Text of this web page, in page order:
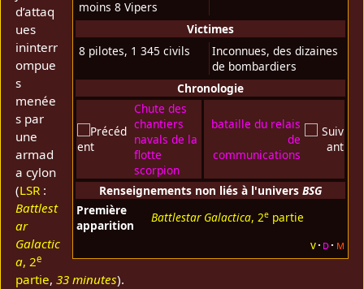
moins 8 Vipers
Victimes
8 pilotes, 1 345 civils
Inconnues, des dizaines
de bombardiers
Chronologie
Chute des
chantiers
navals de la
flotte
scorpion
bataille du relais
de
communications
Renseignements non liés à l'univers BSG
Première
apparition
Battlestar Galactica, 2epartie
v d m
d’attaq
ues
ininterr
ompue
s
menée
s par
une
armad
a cylon
(LSR :
Battlest
ar
Galactic
a, 2e
partie,33 minutes).